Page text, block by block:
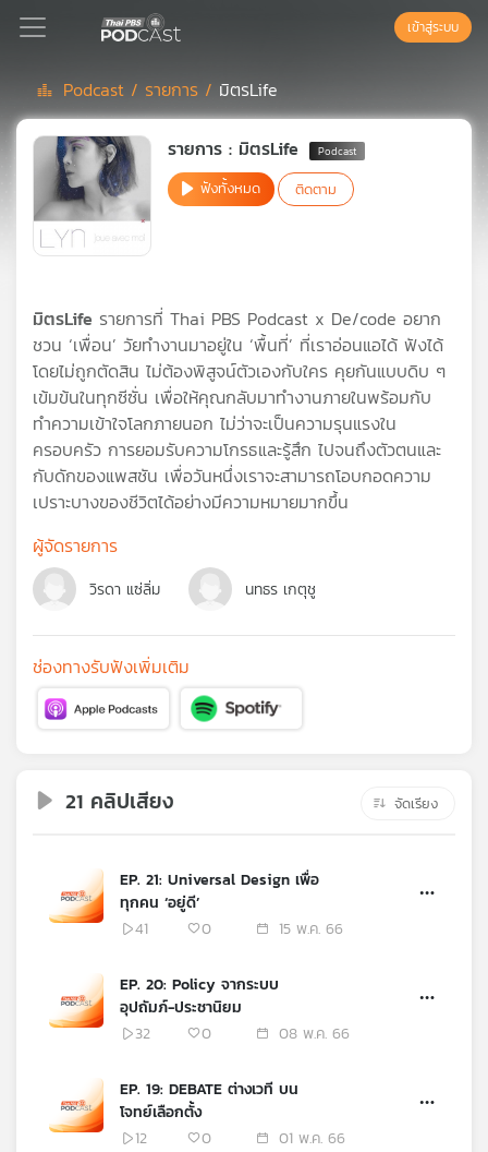
Podcast
เพล
สต์
ของ
คุณ
เพลง
บทความ
กิจกรรม
เข้าสู่ระบบ
Podcast /รายการ / มิตรLife
รายการ : มิตรLife
ฟังทั้งหมด ติดตาม
มิตรLife รายการที่ Thai PBS Podcast x De/code อยาก
ชวน ‘เพื่อน’ วัยทำงานมาอยู่ใน ‘พื้นที่’ ที่เราอ่อนแอได้ ฟังได้
โดยไม่ถูกตัดสิน ไม่ต้องพิสูจน์ตัวเองกับใคร คุยกันแบบดิบ ๆ
เข้มข้นในทุกซีซั่น เพื่อให้คุณกลับมาทำงานภายในพร้อมกับ
ทำความเข้าใจโลกภายนอก ไม่ว่าจะเป็นความรุนแรงใน
ครอบครัว การยอมรับความโกรธและรู้สึก ไปจนถึงตัวตนและ
กับดักของแพสชัน เพื่อวันหนึ่งเราจะสามารถโอบกอดความ
เปราะบางของชีวิตได้อย่างมีความหมายมากขึ้น
ผู้จัดรายการ
วิรดา แซ่ลิ่ม นทธร เกตุชู
ช่องทางรับฟังเพิ่มเติม
21 คลิปเสียง จัดเรียง
EP. 21: Universal Design เพื่อ
ทุกคน ‘อยู่ดี’
41
0 15 พ.ค. 66
EP. 20: Policy จากระบบ
อุปถัมภ์-ประชานิยม
32
0 08 พ.ค. 66
EP. 19: DEBATE ต่างเวที บน
โจทย์เลือกตั้ง
12
0 01 พ.ค. 66